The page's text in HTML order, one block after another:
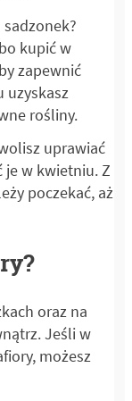
kupić w
zapewnić
uzyskasz
rośliny.
uprawiać
je w kwietniu. Z
poczekać, aż
oraz na
Jeśli w
możesz